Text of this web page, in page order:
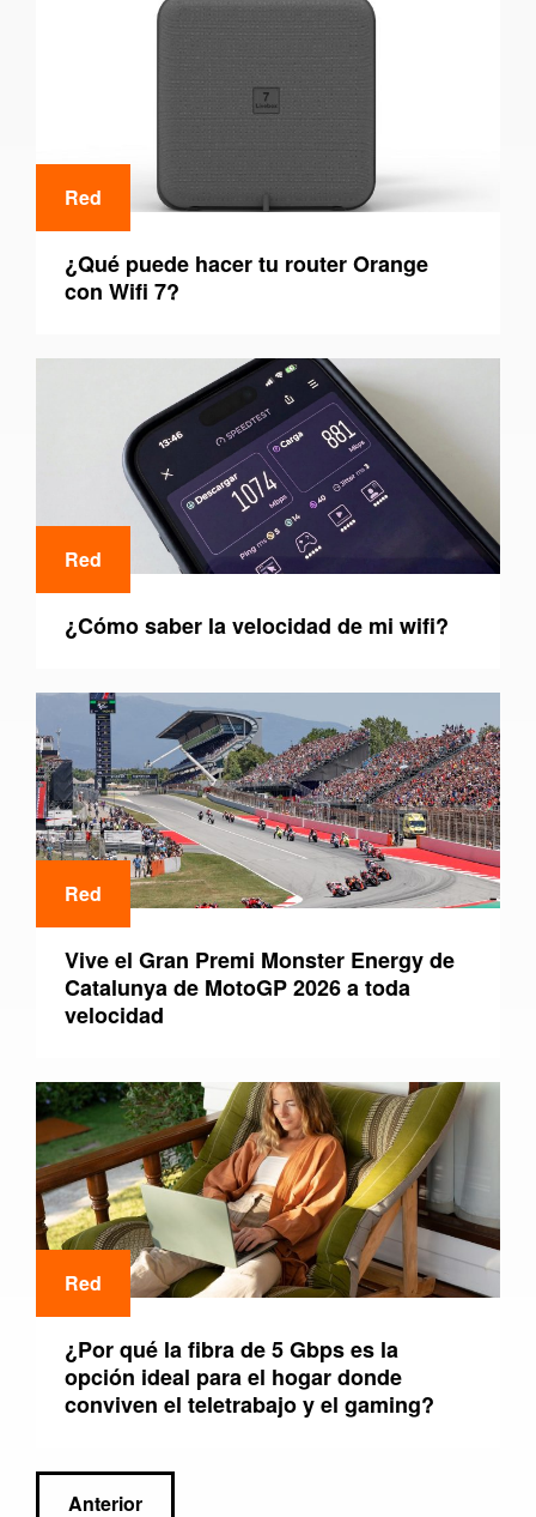
Red
¿Qué puede hacer tu router Orange
con Wifi 7?
Red
¿Cómo saber la velocidad de mi wifi?
Red
Vive el Gran Premi Monster Energy de
Catalunya de MotoGP 2026 a toda
velocidad
Red
¿Por qué la fibra de 5 Gbps es la
opción ideal para el hogar donde
conviven el teletrabajo y el gaming?
Navegación
Anterior